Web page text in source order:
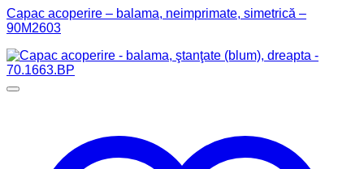
Capac acoperire – balama, neimprimate, simetrică –
90M2603